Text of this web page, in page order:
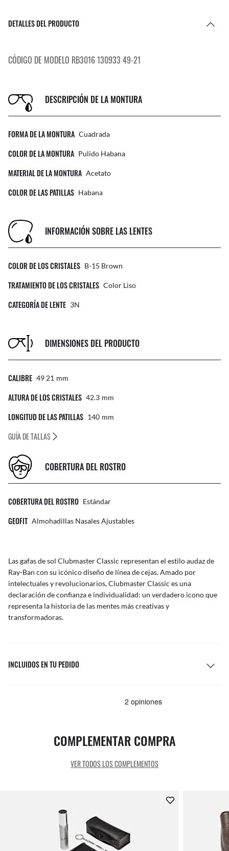
DETALLES DEL PRODUCTO
CÓDIGO DE MODELO RB3016 130933 49-21
DESCRIPCIÓN DE LA MONTURA
FORMA DE LA MONTURA Cuadrada
COLOR DE LA MONTURA Pulido Habana
MATERIAL DE LA MONTURA Acetato
COLOR DE LAS PATILLAS Habana
INFORMACIÓN SOBRE LAS LENTES
COLOR DE LOS CRISTALES B-15 Brown
TRATAMIENTO DE LOS CRISTALES Color Liso
CATEGORÍA DE LENTE 3N
DIMENSIONES DEL PRODUCTO
CALIBRE 49 21 Mm
ALTURA DE LOS CRISTALES 42.3 Mm
LONGITUD DE LAS PATILLAS 140 Mm
GUÍA DE TALLAS
COBERTURA DEL ROSTRO
COBERTURA DEL ROSTRO Estándar
GEOFIT Almohadillas Nasales Ajustables
Las gafas de sol Clubmaster Classic representan el estilo audaz de
Ray-Ban con su icónico diseño de línea de cejas. Amado por
intelectuales y revolucionarios, Clubmaster Classic es una
declaración de confianza e individualidad: un verdadero icono que
representa la historia de las mentes más creativas y
transformadoras.
INCLUIDOS EN TU PEDIDO
COMPLEMENTAR COMPRA
VER TODOS LOS COMPLEMENTOS